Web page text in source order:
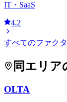
IT・SaaS
4.2
すべてのファク
同エリア
OLTA